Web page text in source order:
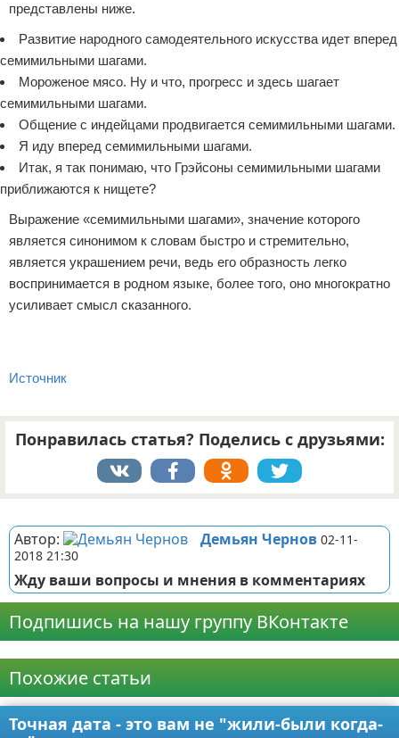
представлены ниже.
Развитие народного самодеятельного искусства идет вперед
семимильными шагами.
Мороженое мясо. Ну и что, прогресс и здесь шагает
семимильными шагами.
Общение с индейцами продвигается семимильными шагами.
Я иду вперед семимильными шагами.
Итак, я так понимаю, что Грэйсоны семимильными шагами
приближаются к нищете?
Выражение «семимильными шагами», значение которого
является синонимом к словам быстро и стремительно,
является украшением речи, ведь его образность легко
воспринимается в родном языке, более того, оно многократно
усиливает смысл сказанного.
Источник
Понравилась статья? Поделись с друзьями:
Автор: Демьян Чернов 02-11-
2018 21:30
Жду ваши вопросы и мнения в комментариях
Подпишись на нашу группу ВКонтакте
Похожие статьи
Точная дата - это вам не "жили-были когда-